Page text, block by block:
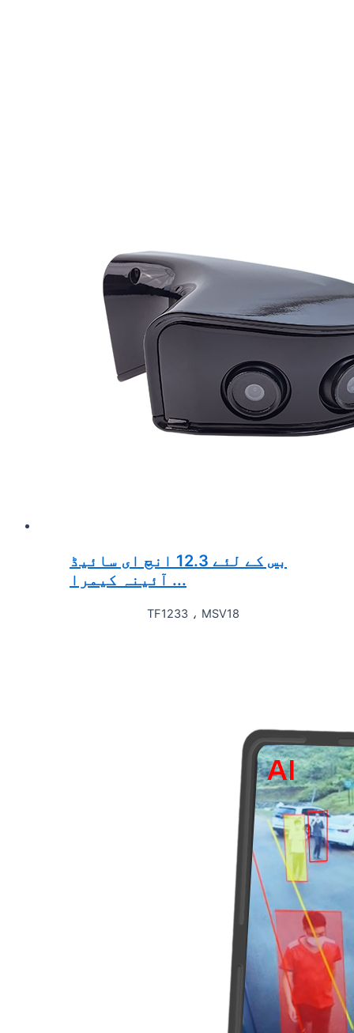
بس کے لئے 12.3 انچ ای سائیڈ
آئینہ کیمرا ...
TF1233 ، MSV18